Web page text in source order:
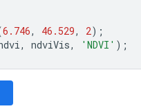
6.746, 46.529, 2);
, ndviVis, 'NDVI' );